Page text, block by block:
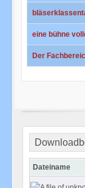
eine bühne
Der
Dateiname